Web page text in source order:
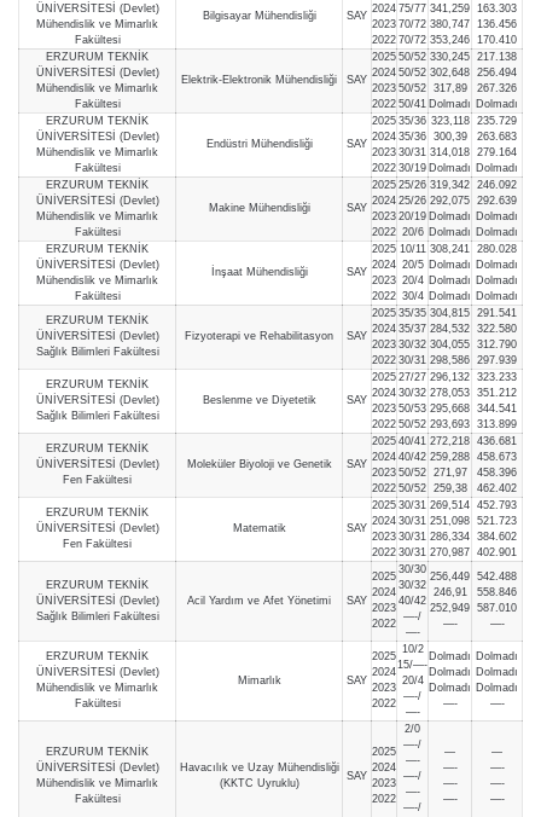
ÜNİVERSİTESİ (Devlet)
Mühendislik ve Mimarlık
Fakültesi
Bilgisayar Mühendisliği SAY
2024
2023
2022
75/77
70/72
70/72
341,259
380,747
353,246
163.303
136.456
170.410
ERZURUM TEKNİK
ÜNİVERSİTESİ (Devlet)
Mühendislik ve Mimarlık
Fakültesi
Elektrik-Elektronik Mühendisliği SAY
2025
2024
2023
2022
50/52
50/52
50/52
50/41
330,245
302,648
317,89
Dolmadı
217.138
256.494
267.326
Dolmadı
ERZURUM TEKNİK
ÜNİVERSİTESİ (Devlet)
Mühendislik ve Mimarlık
Fakültesi
Endüstri Mühendisliği SAY
2025
2024
2023
2022
35/36
35/36
30/31
30/19
323,118
300,39
314,018
Dolmadı
235.729
263.683
279.164
Dolmadı
ERZURUM TEKNİK
ÜNİVERSİTESİ (Devlet)
Mühendislik ve Mimarlık
Fakültesi
Makine Mühendisliği SAY
2025
2024
2023
2022
25/26
25/26
20/19
20/6
319,342
292,075
Dolmadı
Dolmadı
246.092
292.639
Dolmadı
Dolmadı
ERZURUM TEKNİK
ÜNİVERSİTESİ (Devlet)
Mühendislik ve Mimarlık
Fakültesi
İnşaat Mühendisliği SAY
2025
2024
2023
2022
10/11
20/5
20/4
30/4
308,241
Dolmadı
Dolmadı
Dolmadı
280.028
Dolmadı
Dolmadı
Dolmadı
ERZURUM TEKNİK
ÜNİVERSİTESİ (Devlet)
Sağlık Bilimleri Fakültesi
Fizyoterapi ve Rehabilitasyon SAY
2025
2024
2023
2022
35/35
35/37
30/32
30/31
304,815
284,532
304,055
298,586
291.541
322.580
312.790
297.939
ERZURUM TEKNİK
ÜNİVERSİTESİ (Devlet)
Sağlık Bilimleri Fakültesi
Beslenme ve Diyetetik SAY
2025
2024
2023
2022
27/27
30/32
50/53
50/52
296,132
278,053
295,668
293,693
323.233
351.212
344.541
313.899
ERZURUM TEKNİK
ÜNİVERSİTESİ (Devlet)
Fen Fakültesi
Moleküler Biyoloji ve Genetik SAY
2025
2024
2023
2022
40/41
40/42
50/52
50/52
272,218
259,288
271,97
259,38
436.681
458.673
458.396
462.402
ERZURUM TEKNİK
ÜNİVERSİTESİ (Devlet)
Fen Fakültesi
Matematik SAY
2025
2024
2023
2022
30/31
30/31
30/31
30/31
269,514
251,098
286,334
270,987
452.793
521.723
384.602
402.901
ERZURUM TEKNİK
ÜNİVERSİTESİ (Devlet)
Sağlık Bilimleri Fakültesi
Acil Yardım ve Afet Yönetimi SAY
2025
2024
2023
2022
30/30
30/32
40/42
—-/
—-
256,449
246,91
252,949
—-
542.488
558.846
587.010
—-
ERZURUM TEKNİK
ÜNİVERSİTESİ (Devlet)
Mühendislik ve Mimarlık
Fakültesi
Mimarlık SAY
2025
2024
2023
2022
10/2
15/—-
20/4
—-/
—-
Dolmadı
Dolmadı
Dolmadı
—-
Dolmadı
Dolmadı
Dolmadı
—-
ERZURUM TEKNİK
ÜNİVERSİTESİ (Devlet)
Mühendislik ve Mimarlık
Fakültesi
Havacılık ve Uzay Mühendisliği
(KKTC Uyruklu)
SAY
2025
2024
2023
2022
2/0
—-/
—-
—-/
—-
—-/
—
—-
—-
—-
—
—-
—-
—-